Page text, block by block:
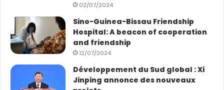
02/07/2024
Sino-Guinea-Bissau Friendship
Hospital: A beacon of cooperation
and friendship
12/07/2024
Développement du Sud global : Xi
Jinping annonce des nouveaux